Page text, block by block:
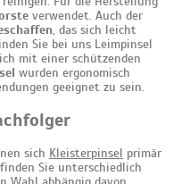
verwendet. Auch der
, das sich leicht
Sie bei uns Leimpinsel
mit einer schützenden
wurden ergonomisch
geeignet zu sein.
sich Kleisterpinsel primär
Sie unterschiedlich